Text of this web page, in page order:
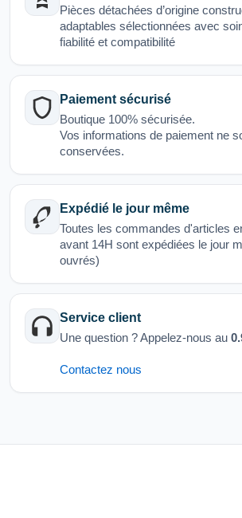
Pièces détachées d’origine
adaptables sélectionnées avec
fiabilité et compatibilité
Paiement sécurisé
Boutique 100% sécurisée.
Vos informations de paiement ne
conservées.
Expédié le jour même
Toutes les commandes d'articles
avant 14H sont expédiées le jour
ouvrés)
Service client
Une question ? Appelez-nous au
Contactez nous